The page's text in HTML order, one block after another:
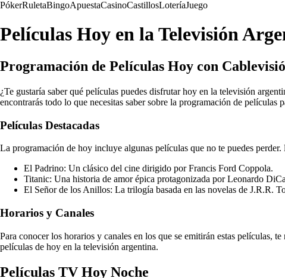
PókerRuletaBingoApuestaCasinoCastillosLoteríaJuego
Películas Hoy en la Televisión
Programación de Películas Hoy con
¿Te gustaría saber qué películas puedes disfrutar hoy en la televisión
encontrarás todo lo que necesitas saber sobre la programación de películas
Películas Destacadas
La programación de hoy incluye algunas películas que no te puedes perder.
El Padrino: Un clásico del cine dirigido por Francis Ford Coppola.
Titanic: Una historia de amor épica protagonizada por Leonardo
El Señor de los Anillos: La trilogía basada en las novelas de J.R.R.
Horarios y Canales
Para conocer los horarios y canales en los que se emitirán estas películas,
películas de hoy en la televisión argentina.
Películas TV Hoy Noche